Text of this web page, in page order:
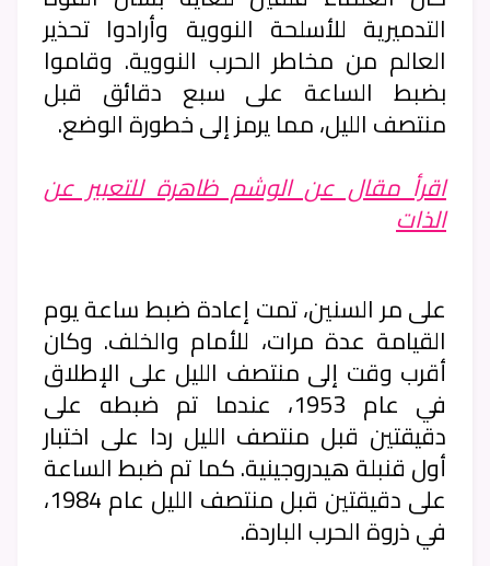
التدميرية للأسلحة النووية وأرادوا تحذير
العالم من مخاطر الحرب النووية. وقاموا
بضبط الساعة على سبع دقائق قبل
منتصف الليل، مما يرمز إلى خطورة الوضع.
اقرأ مقال عن الوشم ظاهرة للتعبير عن
الذات
على مر السنين، تمت إعادة ضبط ساعة يوم
القيامة عدة مرات، للأمام والخلف. وكان
أقرب وقت إلى منتصف الليل على الإطلاق
في عام 1953، عندما تم ضبطه على
دقيقتين قبل منتصف الليل ردا على اختبار
أول قنبلة هيدروجينية. كما تم ضبط الساعة
على دقيقتين قبل منتصف الليل عام 1984،
في ذروة الحرب الباردة.